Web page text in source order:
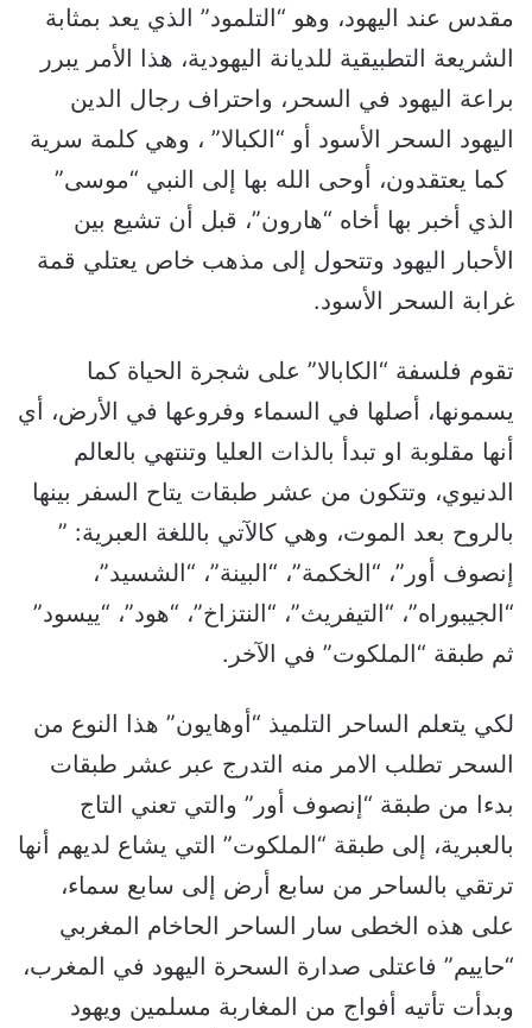
مقدس عند اليهود، وهو “التلمود” الذي يعد بمثابة
الشريعة التطبيقية للديانة اليهودية، هذا الأمر يبرر
براعة اليهود في السحر، واحتراف رجال الدين
اليهود السحر الأسود أو “الكبالا” ، وهي كلمة سرية
كما يعتقدون، أوحى الله بها إلى النبي “موسى”
الذي أخبر بها أخاه “هارون”، قبل أن تشيع بين
الأحبار اليهود وتتحول إلى مذهب خاص يعتلي قمة
غرابة السحر الأسود.
تقوم فلسفة “الكابالا” على شجرة الحياة كما
يسمونها، أصلها في السماء وفروعها في الأرض، أي
أنها مقلوبة او تبدأ بالذات العليا وتنتهي بالعالم
الدنيوي، وتتكون من عشر طبقات يتاح السفر بينها
بالروح بعد الموت، وهي كالآتي باللغة العبرية: ”
إنصوف أور”، “الخكمة”، “البينة”، “الشسيد”،
“الجيبوراه”، “التيفريث”، “النتزاخ”، “هود”، “ييسود”
ثم طبقة “الملكوت” في الآخر.
لكي يتعلم الساحر التلميذ “أوهايون” هذا النوع من
السحر تطلب الامر منه التدرج عبر عشر طبقات
بدءا من طبقة “إنصوف أور” والتي تعني التاج
بالعبرية، إلى طبقة “الملكوت” التي يشاع لديهم أنها
ترتقي بالساحر من سابع أرض إلى سابع سماء،
على هذه الخطى سار الساحر الحاخام المغربي
“حاييم” فاعتلى صدارة السحرة اليهود في المغرب،
وبدأت تأتيه أفواج من المغاربة مسلمين ويهود